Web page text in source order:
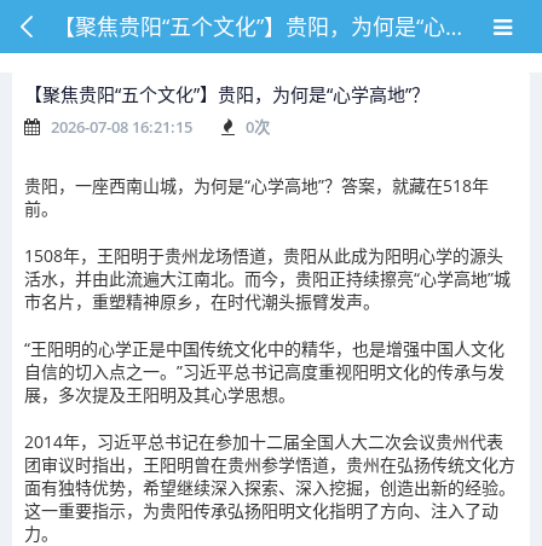
【聚焦贵阳“五个文化”】贵阳，为何是“心学高地”？
【聚焦贵阳“五个文化”】贵阳，为何是“心学高地”？
2026-07-08 16:21:15 0次
贵阳，一座西南山城，为何是“心学高地”？答案，就藏在518年
前。
1508年，王阳明于贵州龙场悟道，贵阳从此成为阳明心学的源头
活水，并由此流遍大江南北。而今，贵阳正持续擦亮“心学高地”城
市名片，重塑精神原乡，在时代潮头振臂发声。
“王阳明的心学正是中国传统文化中的精华，也是增强中国人文化
自信的切入点之一。”习近平总书记高度重视阳明文化的传承与发
展，多次提及王阳明及其心学思想。
2014年，习近平总书记在参加十二届全国人大二次会议贵州代表
团审议时指出，王阳明曾在贵州参学悟道，贵州在弘扬传统文化方
面有独特优势，希望继续深入探索、深入挖掘，创造出新的经验。
这一重要指示，为贵阳传承弘扬阳明文化指明了方向、注入了动
力。